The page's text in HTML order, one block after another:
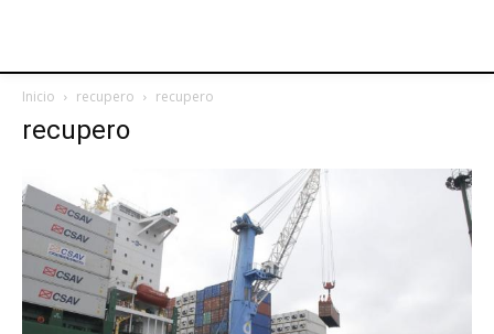
Inicio recupero recupero
recupero